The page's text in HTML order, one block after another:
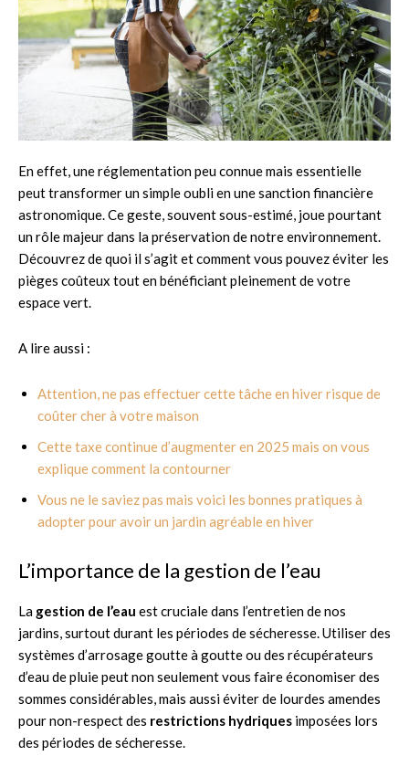
En effet, une réglementation peu connue mais essentielle
peut transformer un simple oubli en une sanction financière
astronomique. Ce geste, souvent sous-estimé, joue pourtant
un rôle majeur dans la préservation de notre environnement.
Découvrez de quoi il s’agit et comment vous pouvez éviter les
pièges coûteux tout en bénéficiant pleinement de votre
espace vert.
A lire aussi :
Attention, ne pas effectuer cette tâche en hiver risque de
coûter cher à votre maison
Cette taxe continue d’augmenter en 2025 mais on vous
explique comment la contourner
Vous ne le saviez pas mais voici les bonnes pratiques à
adopter pour avoir un jardin agréable en hiver
L’importance de la gestion de l’eau
La gestion de l’eau est cruciale dans l’entretien de nos
jardins, surtout durant les périodes de sécheresse. Utiliser des
systèmes d’arrosage goutte à goutte ou des récupérateurs
d’eau de pluie peut non seulement vous faire économiser des
sommes considérables, mais aussi éviter de lourdes amendes
pour non-respect des restrictions hydriques imposées lors
des périodes de sécheresse.